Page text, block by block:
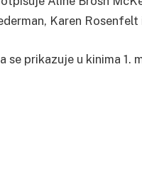
Karen Rosenfelt
se prikazuje u kinima 1.